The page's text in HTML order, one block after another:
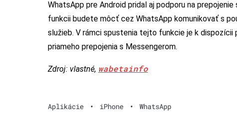
WhatsApp pre Android pridal aj podporu na
funkcii budete môcť cez WhatsApp komunikovať s
služieb. V rámci spustenia tejto funkcie je k dispozícii
priameho prepojenia s Messengerom.
Zdroj: vlastné, wabetainfo
Aplikácie • iPhone • WhatsApp